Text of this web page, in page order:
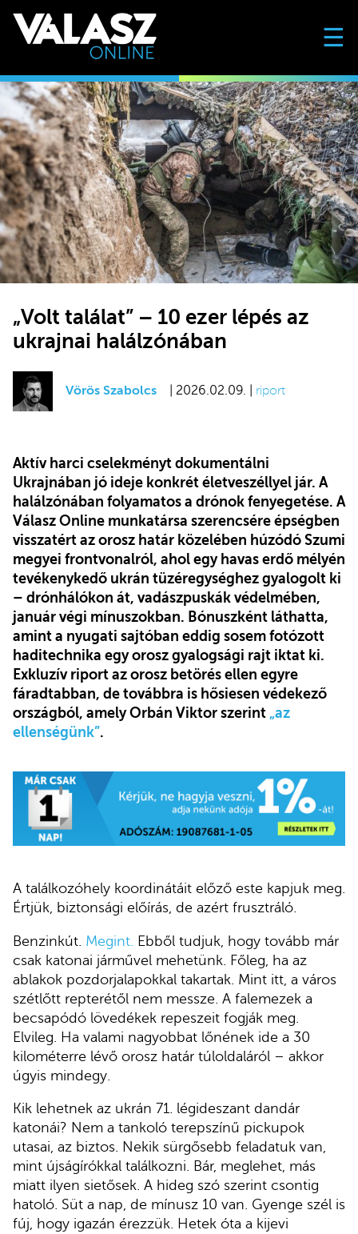
☰
„Volt találat” – 10 ezer lépés az
ukrajnai halálzónában
Vörös Szabolcs | 2026.02.09. | riport
Aktív harci cselekményt dokumentálni
Ukrajnában jó ideje konkrét életveszéllyel jár. A
halálzónában folyamatos a drónok fenyegetése. A
Válasz Online munkatársa szerencsére épségben
visszatért az orosz határ közelében húzódó Szumi
megyei frontvonalról, ahol egy havas erdő mélyén
tevékenykedő ukrán tüzéregységhez gyalogolt ki
– drónhálókon át, vadászpuskák védelmében,
január végi mínuszokban. Bónuszként láthatta,
amint a nyugati sajtóban eddig sosem fotózott
haditechnika egy orosz gyalogsági rajt iktat ki.
Exkluzív riport az orosz betörés ellen egyre
fáradtabban, de továbbra is hősiesen védekező
országból, amely Orbán Viktor szerint „az
ellenségünk”.
A találkozóhely koordinátáit előző este kapjuk meg.
Értjük, biztonsági előírás, de azért frusztráló.
Benzinkút. Megint. Ebből tudjuk, hogy tovább már
csak katonai járművel mehetünk. Főleg, ha az
ablakok pozdorjalapokkal takartak. Mint itt, a város
szétlőtt repterétől nem messze. A falemezek a
becsapódó lövedékek repeszeit fogják meg.
Elvileg. Ha valami nagyobbat lőnének ide a 30
kilométerre lévő orosz határ túloldaláról – akkor
úgyis mindegy.
Kik lehetnek az ukrán 71. légideszant dandár
katonái? Nem a tankoló terepszínű pickupok
utasai, az biztos. Nekik sürgősebb feladatuk van,
mint újságírókkal találkozni. Bár, meglehet, más
miatt ilyen sietősek. A hideg szó szerint csontig
hatoló. Süt a nap, de mínusz 10 van. Gyenge szél is
fúj, hogy igazán érezzük. Hetek óta a kijevi